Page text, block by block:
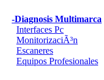
-Diagnosis Multimarca
Interfaces Pc
MonitorizaciÃ³n
Escaneres
Equipos Profesionales